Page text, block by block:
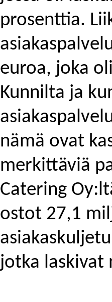
prosenttia.
euroa, joka
Kunnilta ja
nämä ovat
merkittäviä
Catering
ostot 27,1
jotka laskivat